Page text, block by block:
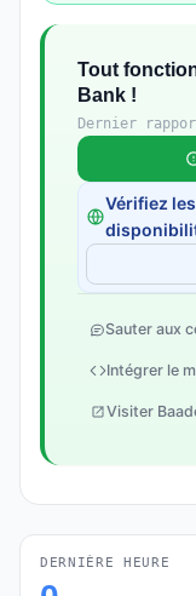
Tout
Bank !
Dernier
Vérifiez
Sauter aux
Intégrer le
Visiter
DERNIÈRE HEURE